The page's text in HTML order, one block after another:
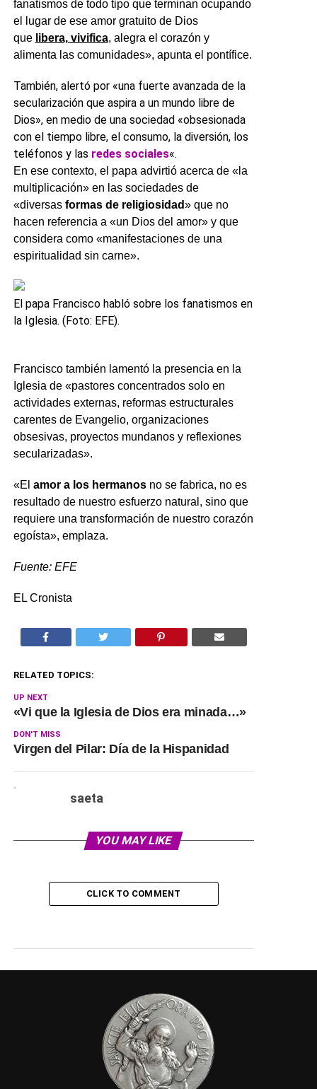
fanatismos de todo tipo que terminan ocupando
el lugar de ese amor gratuito de Dios
que libera, vivifica, alegra el corazón y
alimenta las comunidades», apunta el pontífice.
También, alertó por «una fuerte avanzada de la
secularización que aspira a un mundo libre de
Dios», en medio de una sociedad «obsesionada
con el tiempo libre, el consumo, la diversión, los
teléfonos y las redes sociales«.
En ese contexto, el papa advirtió acerca de «la
multiplicación» en las sociedades de
«diversas formas de religiosidad» que no
hacen referencia a «un Dios del amor» y que
considera como «manifestaciones de una
espiritualidad sin carne».
El papa Francisco habló sobre los fanatismos en
la Iglesia. (Foto: EFE).
Francisco también lamentó la presencia en la
Iglesia de «pastores concentrados solo en
actividades externas, reformas estructurales
carentes de Evangelio, organizaciones
obsesivas, proyectos mundanos y reflexiones
secularizadas».
«El amor a los hermanosno se fabrica, no es
resultado de nuestro esfuerzo natural, sino que
requiere una transformación de nuestro corazón
egoísta», emplaza.
Fuente: EFE
EL Cronista
RELATED TOPICS:
UP NEXT
«Vi que la Iglesia de Dios era minada…»
DON'T MISS
Virgen del Pilar: Día de la Hispanidad
saeta
YOU MAY LIKE
CLICK TO COMMENT